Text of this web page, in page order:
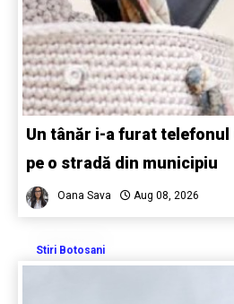
Un tânăr i-a furat telefonul
pe o stradă din municipiu
Oana Sava Aug 08, 2026
Stiri Botosani